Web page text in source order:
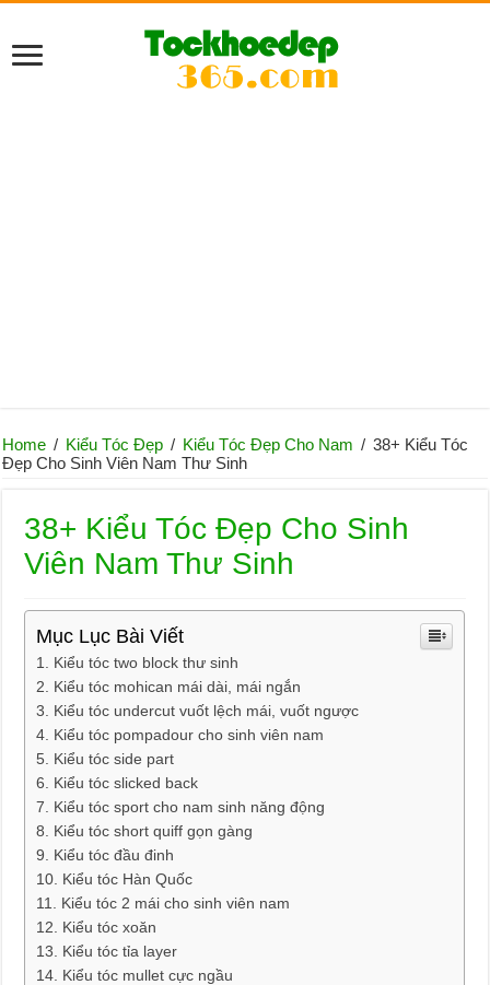
Home / Kiểu Tóc Đẹp / Kiểu Tóc Đẹp Cho Nam / 38+ Kiểu Tóc
Đẹp Cho Sinh Viên Nam Thư Sinh
38+ Kiểu Tóc Đẹp Cho Sinh
Viên Nam Thư Sinh
Mục Lục Bài Viết
Kiểu tóc two block thư sinh
Kiểu tóc mohican mái dài, mái ngắn
Kiểu tóc undercut vuốt lệch mái, vuốt ngược
Kiểu tóc pompadour cho sinh viên nam
Kiểu tóc side part
Kiểu tóc slicked back
Kiểu tóc sport cho nam sinh năng động
Kiểu tóc short quiff gọn gàng
Kiểu tóc đầu đinh
Kiểu tóc Hàn Quốc
Kiểu tóc 2 mái cho sinh viên nam
Kiểu tóc xoăn
Kiểu tóc tỉa layer
Kiểu tóc mullet cực ngầu